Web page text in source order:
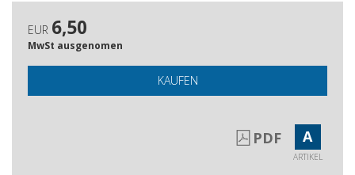
EUR 6,50
MwSt ausgenomen
KAUFEN
PDF A
ARTIKEL